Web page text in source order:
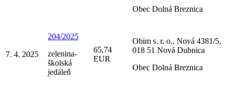
Obec Dolná Breznica
7. 4. 2025
204/2025
zelenina-
školská
jedáleň
65,74
EUR
Obim s. r. o., Nová 4381/5,
018 51 Nová Dubnica
Obec Dolná Breznica